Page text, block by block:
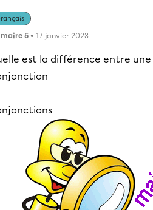
5 • 17 janvier 2023
est la différence entre